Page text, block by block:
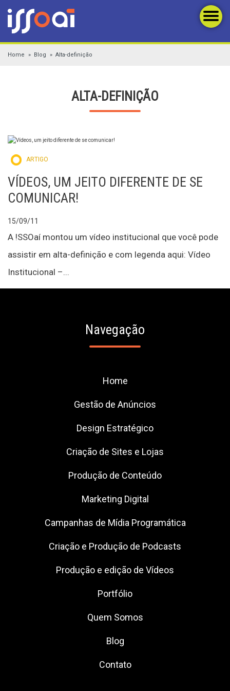
Home Blog Alta-definição
ALTA-DEFINIÇÃO
ARTIGO
VÍDEOS, UM JEITO DIFERENTE DE SE
COMUNICAR!
15/09/11
A !SSOaí montou um vídeo institucional que você pode
assistir em alta-definição e com legenda aqui: Vídeo
Institucional –...
Navegação
Home
Gestão de Anúncios
Design Estratégico
Criação de Sites e Lojas
Produção de Conteúdo
Marketing Digital
Campanhas de Mídia Programática
Criação e Produção de Podcasts
Produção e edição de Vídeos
Portfólio
Quem Somos
Blog
Contato